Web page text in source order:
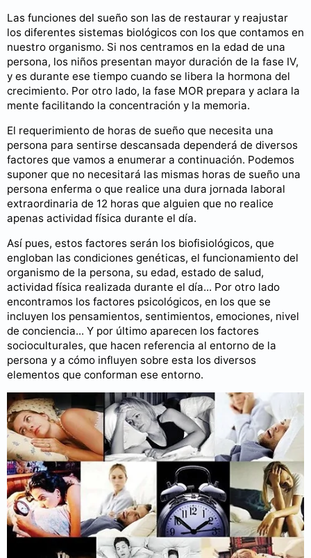
Las funciones del sueño son las de restaurar y reajustar
los diferentes sistemas biológicos con los que contamos en
nuestro organismo. Si nos centramos en la edad de una
persona, los niños presentan mayor duración de la fase IV,
y es durante ese tiempo cuando se libera la hormona del
crecimiento. Por otro lado, la fase MOR prepara y aclara la
mente facilitando la concentración y la memoria.
El requerimiento de horas de sueño que necesita una
persona para sentirse descansada dependerá de diversos
factores que vamos a enumerar a continuación. Podemos
suponer que no necesitará las mismas horas de sueño una
persona enferma o que realice una dura jornada laboral
extraordinaria de 12 horas que alguien que no realice
apenas actividad física durante el día.
Así pues, estos factores serán los biofisiológicos, que
engloban las condiciones genéticas, el funcionamiento del
organismo de la persona, su edad, estado de salud,
actividad física realizada durante el día... Por otro lado
encontramos los factores psicológicos, en los que se
incluyen los pensamientos, sentimientos, emociones, nivel
de conciencia... Y por último aparecen los factores
socioculturales, que hacen referencia al entorno de la
persona y a cómo influyen sobre esta los diversos
elementos que conforman ese entorno.